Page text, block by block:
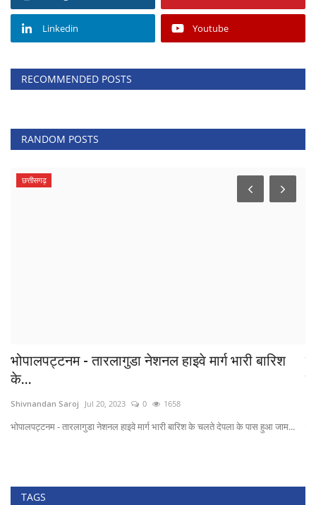
Linkedin Youtube
RECOMMENDED POSTS
RANDOM POSTS
छत्तीसगढ़
भोपालपट्टनम - तारलागुडा नेशनल हाइवे मार्ग भारी बारिश
के...
Shivnandan Saroj Jul 20, 2023 0 1658
भोपालपट्टनम - तारलागुडा नेशनल हाइवे मार्ग भारी बारिश के चलते देपला के पास हुआ जाम...
TAGS